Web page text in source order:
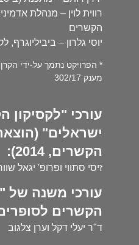
רווית לוין – מנהלת
הקשרים
יוסי גלרון – ביביליוגרף,
* הפרויקט נתמך על-ידי
מענק 302/17
עורכי "לקסיקון
ישראלים"
הקשרים, 2014):
זיסי סתווי ופרופ' יגאל
עורכי משנה של
הקשרים
ד"ר יעלי דקל וערן צלגוב